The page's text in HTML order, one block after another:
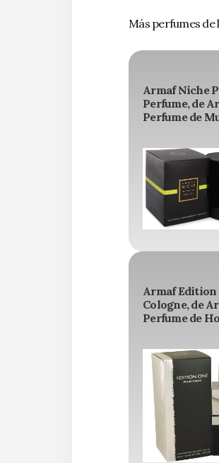
Más perfumes de
Armaf Niche
Perfume, de
Perfume de
Armaf Edition
Cologne, de
Perfume de